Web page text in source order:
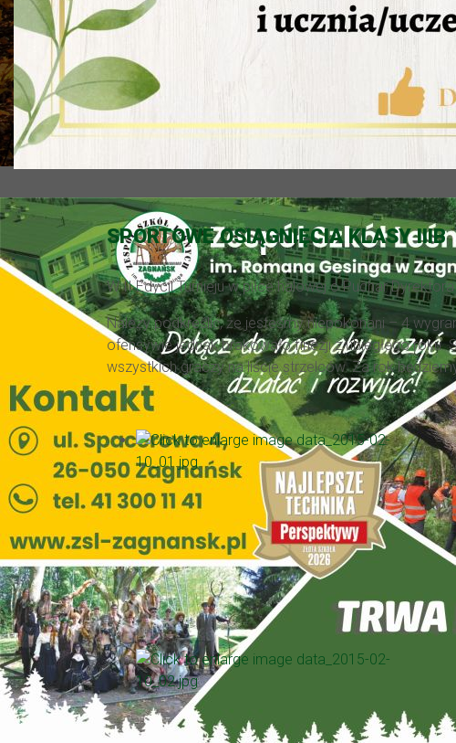
SPORTOWE OSIĄGNIĘCIA KLASY IIIB
W II Edycji Turnieju w piłce halowej o Puchar
Należy podkreślić, że jesteśmy niepokonani – 4
ofensywie jednak brakowało finezji z ubiegłego
wszystkich graczy na liście strzelców. Za rok